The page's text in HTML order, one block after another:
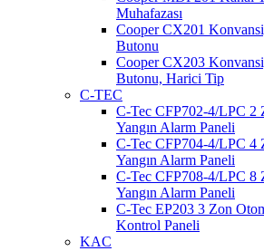
Muhafazası
Cooper CX201
Butonu
Cooper CX203
Butonu, Harici Tip
C-TEC
C-Tec CFP702-4/LPC 2
Yangın Alarm Paneli
C-Tec CFP704-4/LPC 4
Yangın Alarm Paneli
C-Tec CFP708-4/LPC 8
Yangın Alarm Paneli
C-Tec EP203 3 Zon
Kontrol Paneli
KAC